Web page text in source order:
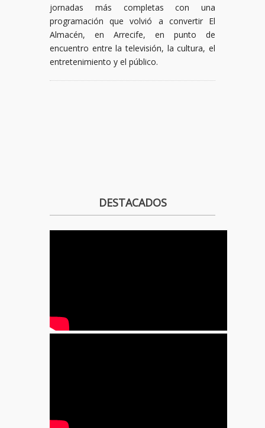
jornadas más completas con una
programación que volvió a convertir El
Almacén, en Arrecife, en punto de
encuentro entre la televisión, la cultura, el
entretenimiento y el público.
DESTACADOS